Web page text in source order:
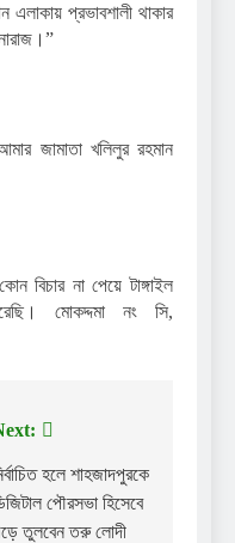
এলাকায় প্রভাবশালী থাকার
জামাতা খলিলুর রহমান
বিচার না পেয়ে টাঙ্গাইল
মোকদ্দমা নং সি,
হলে শাহজাদপুরকে
পৌরসভা হিসেবে
তুলবেন তরু লোদী